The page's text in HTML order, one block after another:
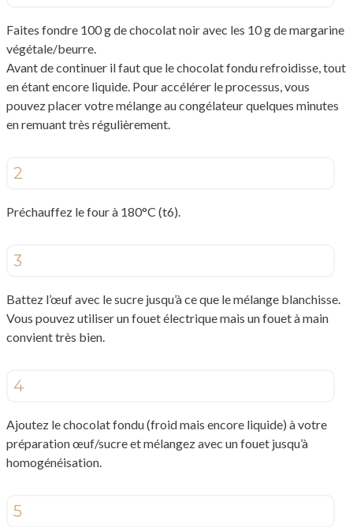
Faites fondre 100 g de chocolat noir avec les 10 g de margarine
végétale/beurre.
Avant de continuer il faut que le chocolat fondu refroidisse, tout
en étant encore liquide. Pour accélérer le processus, vous
pouvez placer votre mélange au congélateur quelques minutes
en remuant très régulièrement.
2
Préchauffez le four à 180°C (t6).
3
Battez l’œuf avec le sucre jusqu’à ce que le mélange blanchisse.
Vous pouvez utiliser un fouet électrique mais un fouet à main
convient très bien.
4
Ajoutez le chocolat fondu (froid mais encore liquide) à votre
préparation œuf/sucre et mélangez avec un fouet jusqu’à
homogénéisation.
5